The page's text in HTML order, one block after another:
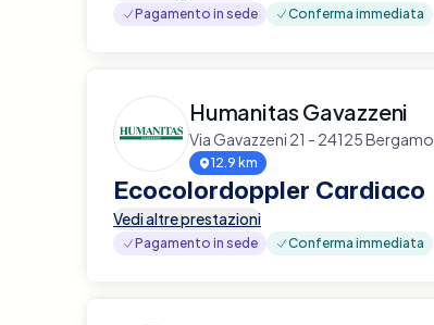
Pagamento in sede Conferma immediata
Humanitas Gavazzeni
Via Gavazzeni 21 - 24125 Bergamo
12.9 km
Ecocolordoppler Cardiaco
Vedi altre prestazioni
Pagamento in sede Conferma immediata